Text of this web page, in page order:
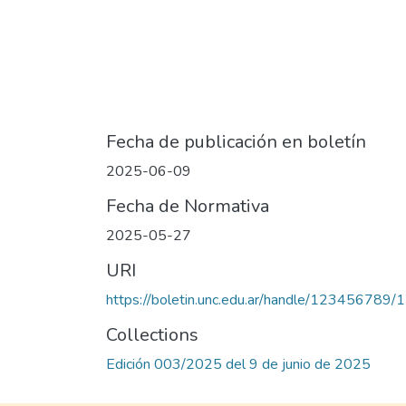
Fecha de publicación en boletín
2025-06-09
Fecha de Normativa
2025-05-27
URI
https://boletin.unc.edu.ar/handle/123456789/
Collections
Edición 003/2025 del 9 de junio de 2025